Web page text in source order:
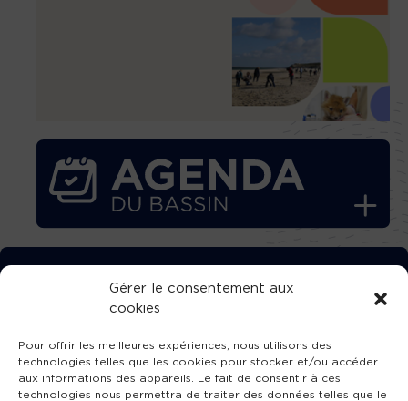
Gérer le consentement aux
cookies
Pour offrir les meilleures expériences, nous utilisons des
technologies telles que les cookies pour stocker et/ou accéder
aux informations des appareils. Le fait de consentir à ces
technologies nous permettra de traiter des données telles que le
TÉLÉCHARGEZ GRATUITEMENT
L’APPLICATION TVBA !